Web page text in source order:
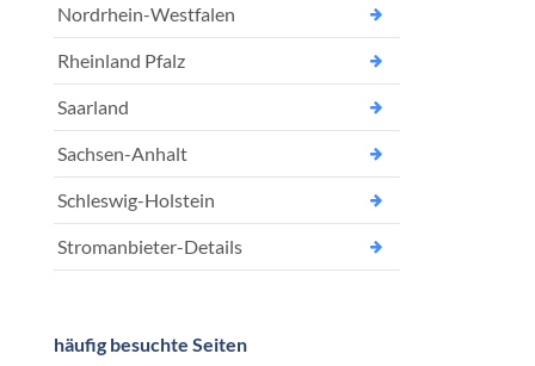
Nordrhein-Westfalen
Rheinland Pfalz
Saarland
Sachsen-Anhalt
Schleswig-Holstein
Stromanbieter-Details
häufig besuchte Seiten